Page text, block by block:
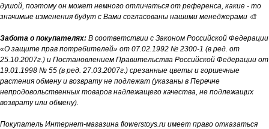
душой, поэтому он может немного отличаться от референса, какие - то
значимые изменения будут с Вами согласованы нашими менеджерами 🎨
Забота о покупателях: В соответствии с Законом Российской Федерации
«О защите прав потребителей» от 07.02.1992 № 2300-1 (в ред. от
25.10.2007г.) и Постановлением Правительства Российской Федерации от
19.01.1998 № 55 (в ред. 27.03.2007г.) срезанные цветы и горшечные
растения обмену и возврату не подлежат (указаны в Перечне
непродовольственных товаров надлежащего качества, не подлежащих
возврату или обмену).
Покупатель Интернет-магазина flowerstoys.ru имеет право отказаться